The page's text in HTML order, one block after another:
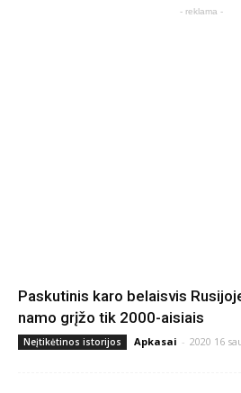
- reklama -
Paskutinis karo belaisvis
namo grįžo tik 2000-aisiais
Neįtikėtinos istorijos Apkasai - 2020 16